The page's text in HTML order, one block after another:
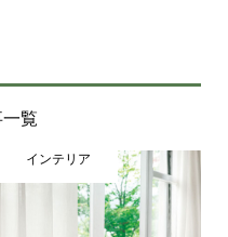
覧
インテリア